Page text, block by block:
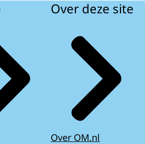
Over deze site
Over OM.nl